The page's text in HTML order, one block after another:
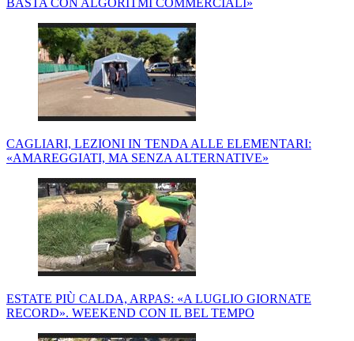
BASTA CON ALGORITMI COMMERCIALI»
CAGLIARI, LEZIONI IN TENDA ALLE ELEMENTARI:
«AMAREGGIATI, MA SENZA ALTERNATIVE»
ESTATE PIÙ CALDA, ARPAS: «A LUGLIO GIORNATE
RECORD». WEEKEND CON IL BEL TEMPO